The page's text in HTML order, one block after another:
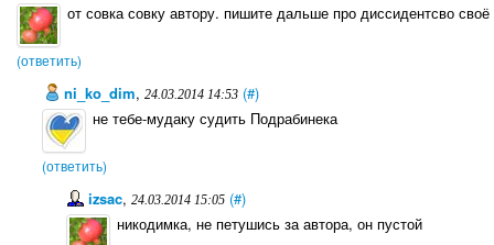
от совка совку автору. пишите дальше про диссидентсво
(ответить)
ni_ko_dim, 24.03.2014 14:53 (#)
не тебе-мудаку судить Подрабинека
(ответить)
izsac,24.03.2014 15:05 (#)
никодимка, не петушись за автора, он пустой